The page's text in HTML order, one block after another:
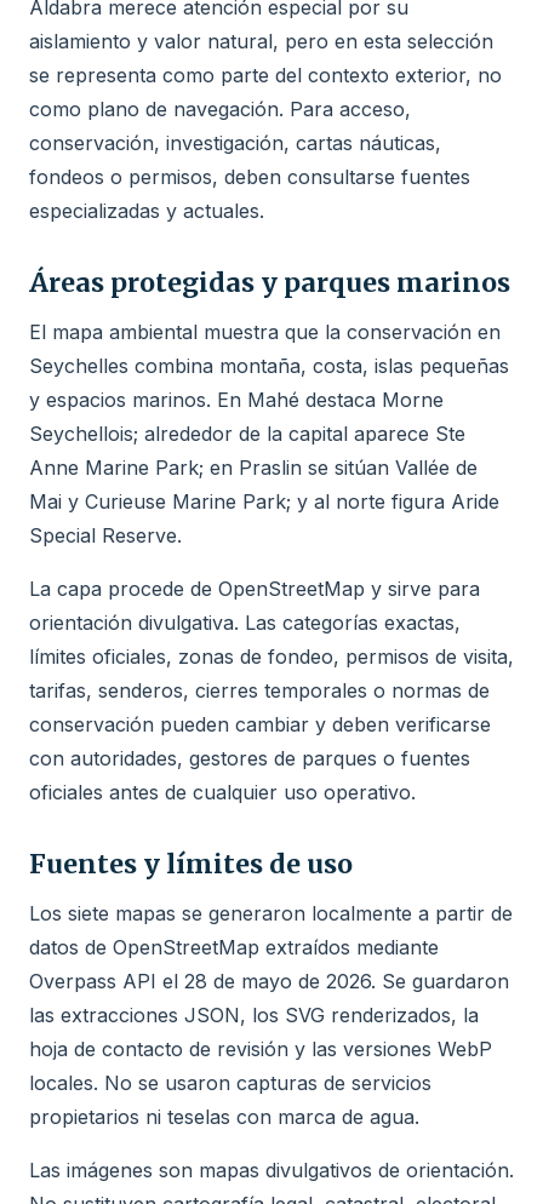
Aldabra merece atención especial por su
aislamiento y valor natural, pero en esta selección
se representa como parte del contexto exterior, no
como plano de navegación. Para acceso,
conservación, investigación, cartas náuticas,
fondeos o permisos, deben consultarse fuentes
especializadas y actuales.
Áreas protegidas y parques marinos
El mapa ambiental muestra que la conservación en
Seychelles combina montaña, costa, islas pequeñas
y espacios marinos. En Mahé destaca Morne
Seychellois; alrededor de la capital aparece Ste
Anne Marine Park; en Praslin se sitúan Vallée de
Mai y Curieuse Marine Park; y al norte figura Aride
Special Reserve.
La capa procede de OpenStreetMap y sirve para
orientación divulgativa. Las categorías exactas,
límites oficiales, zonas de fondeo, permisos de visita,
tarifas, senderos, cierres temporales o normas de
conservación pueden cambiar y deben verificarse
con autoridades, gestores de parques o fuentes
oficiales antes de cualquier uso operativo.
Fuentes y límites de uso
Los siete mapas se generaron localmente a partir de
datos de OpenStreetMap extraídos mediante
Overpass API el 28 de mayo de 2026. Se guardaron
las extracciones JSON, los SVG renderizados, la
hoja de contacto de revisión y las versiones WebP
locales. No se usaron capturas de servicios
propietarios ni teselas con marca de agua.
Las imágenes son mapas divulgativos de orientación.